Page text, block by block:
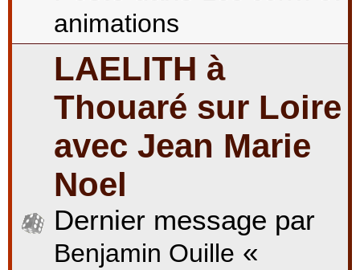
animations
LAELITH à
Thouaré sur Loire
avec Jean Marie
Noel
Dernier message par
Benjamin Ouille «